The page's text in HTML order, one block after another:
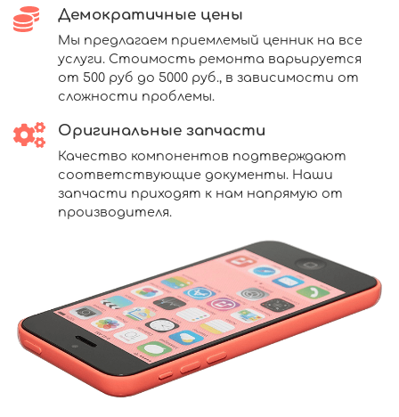
Демократичные цены
Мы предлагаем приемлемый ценник на все
услуги. Стоимость ремонта варьируется
от 500 руб до 5000 руб., в зависимости от
сложности проблемы.
Оригинальные запчасти
Качество компонентов подтверждают
соответствующие документы. Наши
запчасти приходят к нам напрямую от
производителя.